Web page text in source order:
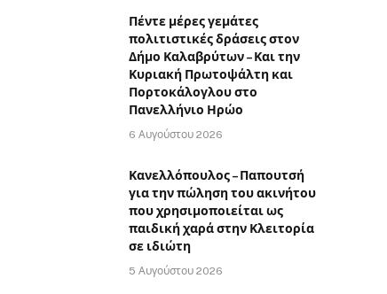
Πέντε μέρες γεμάτες
πολιτιστικές δράσεις στον
Δήμο Καλαβρύτων – Και την
Κυριακή Πρωτοψάλτη και
Πορτοκάλογλου στο
Πανελλήνιο Ηρώο
6 Αυγούστου 2026
Κανελλόπουλος – Παπουτσή
για την πώληση του ακινήτου
που χρησιμοποιείται ως
παιδική χαρά στην Κλειτορία
σε ιδιώτη
5 Αυγούστου 2026